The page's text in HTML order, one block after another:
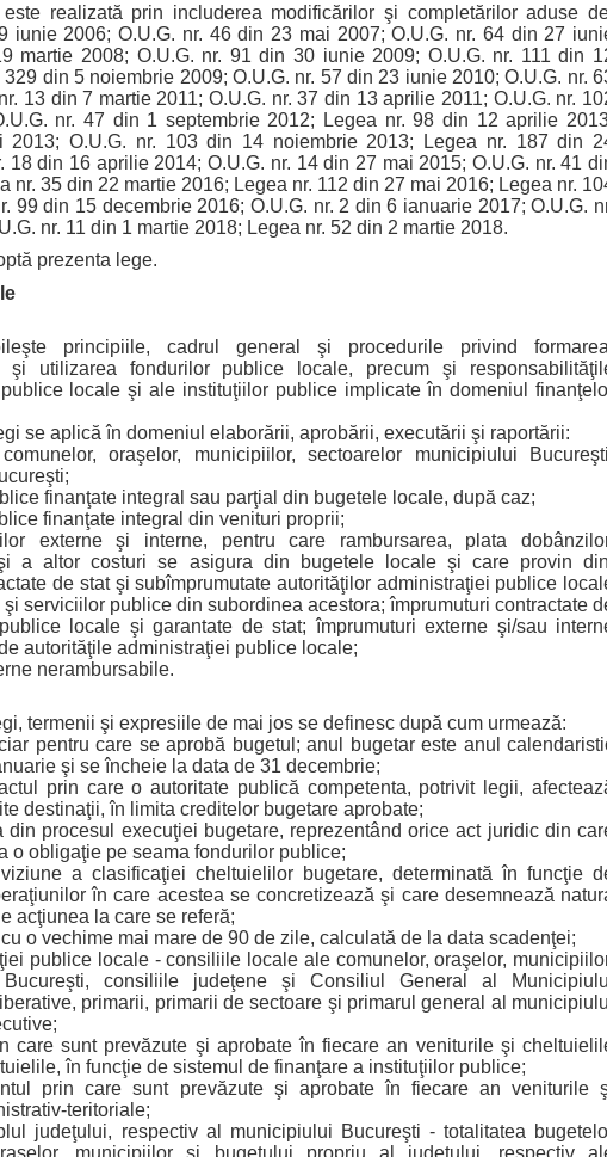
realizată prin includerea modificărilor şi completărilor aduse
iunie 2006; O.U.G. nr. 46 din 23 mai 2007; O.U.G. nr. 64 din 27
martie 2008; O.U.G. nr. 91 din 30 iunie 2009; O.U.G. nr. 111 din
din 5 noiembrie 2009; O.U.G. nr. 57 din 23 iunie 2010; O.U.G. nr.
13 din 7 martie 2011; O.U.G. nr. 37 din 13 aprilie 2011; O.U.G. nr.
nr. 47 din 1 septembrie 2012; Legea nr. 98 din 12 aprilie
2013; O.U.G. nr. 103 din 14 noiembrie 2013; Legea nr. 187 din
18 din 16 aprilie 2014; O.U.G. nr. 14 din 27 mai 2015; O.U.G. nr. 41
nr. 35 din 22 martie 2016; Legea nr. 112 din 27 mai 2016; Legea nr.
99 din 15 decembrie 2016; O.U.G. nr. 2 din 6 ianuarie 2017; O.U.G.
nr. 11 din 1 martie 2018; Legea nr. 52 din 2 martie 2018.
prezenta lege.
principiile, cadrul general şi procedurile privind
şi utilizarea fondurilor publice locale, precum şi
locale şi ale instituţiilor publice implicate în domeniul
se aplică în domeniul elaborării, aprobării, executării şi raportării:
oraşelor, municipiilor, sectoarelor municipiului
finanţate integral sau parţial din bugetele locale, după caz;
finanţate integral din venituri proprii;
externe şi interne, pentru care rambursarea, plata
a altor costuri se asigura din bugetele locale şi care provin
de stat şi subîmprumutate autorităţilor administraţiei publice
serviciilor publice din subordinea acestora; împrumuturi contractate
locale şi garantate de stat; împrumuturi externe şi/sau
autorităţile administraţiei publice locale;
nerambursabile.
termenii şi expresiile de mai jos se definesc după cum urmează:
pentru care se aprobă bugetul; anul bugetar este anul
şi se încheie la data de 31 decembrie;
prin care o autoritate publică competenta, potrivit legii,
destinaţii, în limita creditelor bugetare aprobate;
din procesul execuţiei bugetare, reprezentând orice act juridic din
o obligaţie pe seama fondurilor publice;
a clasificaţiei cheltuielilor bugetare, determinată în funcţie
în care acestea se concretizează şi care desemnează
acţiunea la care se referă;
o vechime mai mare de 90 de zile, calculată de la data scadenţei;
publice locale - consiliile locale ale comunelor, oraşelor,
Bucureşti, consiliile judeţene şi Consiliul General al
primarii, primarii de sectoare şi primarul general al
care sunt prevăzute şi aprobate în fiecare an veniturile şi
în funcţie de sistemul de finanţare a instituţiilor publice;
prin care sunt prevăzute şi aprobate în fiecare an veniturile
teritoriale;
judeţului, respectiv al municipiului Bucureşti - totalitatea
municipiilor şi bugetului propriu al judeţului, respectiv